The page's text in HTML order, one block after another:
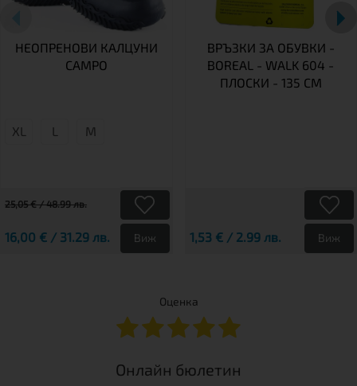
НЕОПРЕНОВИ КАЛЦУНИ
CAMPO
XL L М
25,05 € / 48.99 лв.
16,00 € / 31.29 лв. Виж
ВРЪЗКИ ЗА ОБУВКИ -
BOREAL - WALK 604 -
ПЛОСКИ - 135 СМ
1,53 € / 2.99 лв. Виж
Оценка
Онлайн бюлетин